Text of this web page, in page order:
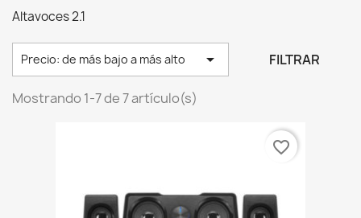
Altavoces 2.1
Precio: de más bajo a más alto  FILTRAR
Mostrando 1-7 de 7 artículo(s)
favorite_border